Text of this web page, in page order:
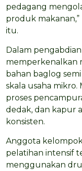
pedagang
produk makanan,”
itu.
Dalam
memperkenalkan
bahan baglog
skala usaha
proses
dedak, dan kapur
konsisten.
Anggota
pelatihan intensif
menggunakan